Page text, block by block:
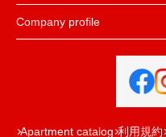
Company profile
Apartment catalog 利用規約